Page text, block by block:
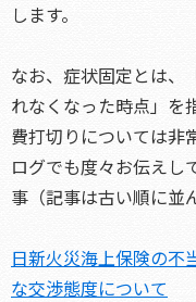
します。
なお、症状固定とは、
れなくなった時点」を
費打切りについては非
ログでも度々お伝えし
事（記事は古い順に並
日新火災海上保険の不
な交渉態度について